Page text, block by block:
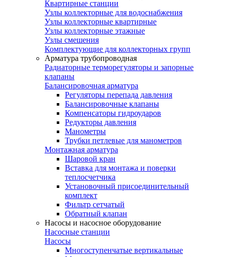
Квартирные станции
Узлы коллекторные для водоснабжения
Узлы коллекторные квартирные
Узлы коллекторные этажные
Узлы смешения
Комплектующие для коллекторных групп
Арматура трубопроводная
Радиаторные терморегуляторы и запорные
клапаны
Балансировочная арматура
Регуляторы перепада давления
Балансировочные клапаны
Компенсаторы гидроударов
Редукторы давления
Манометры
Трубки петлевые для манометров
Монтажная арматура
Шаровой кран
Вставка для монтажа и поверки
теплосчетчика
Установочный присоединительный
комплект
Фильтр сетчатый
Обратный клапан
Насосы и насосное оборудование
Насосные станции
Насосы
Многоступенчатые вертикальные